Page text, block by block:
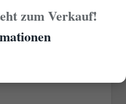
zum Verkauf!